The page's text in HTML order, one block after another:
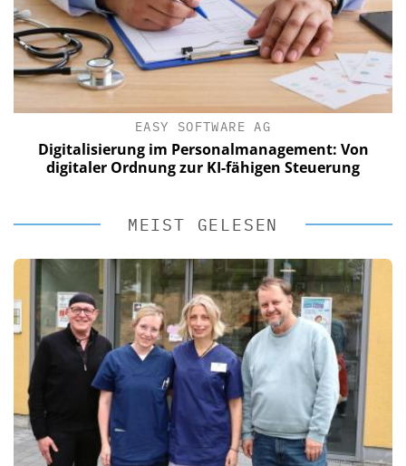
EASY SOFTWARE AG
Digitalisierung im Personalmanagement: Von
digitaler Ordnung zur KI-fähigen Steuerung
MEIST GELESEN